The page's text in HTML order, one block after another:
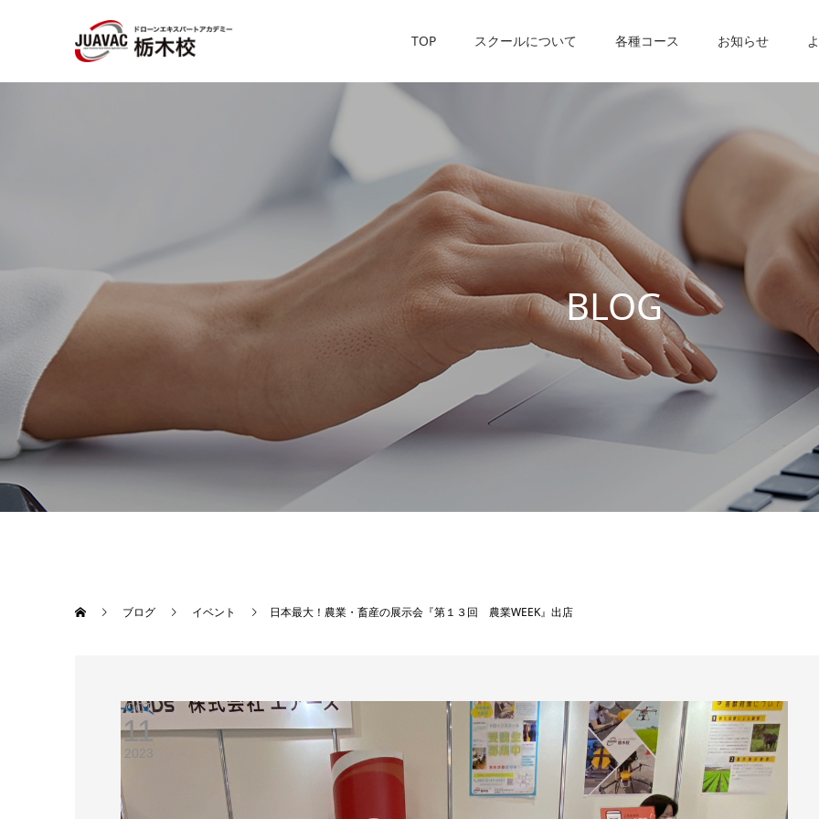
TOP スクールについて 各種コース お知らせ
BLOG
ブログ イベント 日本最大！農業・畜産の展示会『第１３回 農業WEEK』出店
OCT
11
2023